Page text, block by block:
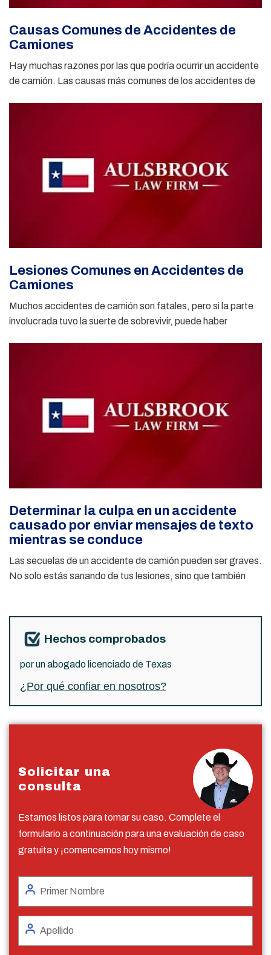
Causas Comunes de Accidentes de
Camiones
Hay muchas razones por las que podría ocurrir un accidente
de camión. Las causas más comunes de los accidentes de
Lesiones Comunes en Accidentes de
Camiones
Muchos accidentes de camión son fatales, pero si la parte
involucrada tuvo la suerte de sobrevivir, puede haber
Determinar la culpa en un accidente
causado por enviar mensajes de texto
mientras se conduce
Las secuelas de un accidente de camión pueden ser graves.
No solo estás sanando de tus lesiones, sino que también
Hechos comprobados
por un abogado licenciado de Texas
¿Por qué confiar en nosotros?
Solicitar una
consulta
Estamos listos para tomar su caso. Complete el
formulario a continuación para una evaluación de caso
gratuita y ¡comencemos hoy mismo!